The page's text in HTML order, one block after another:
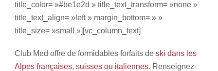
title_color= »#be1e2d » title_text_transform= »none »
title_text_align= »left » margin_bottom= » »
title_size= »small »][vc_column_text]
Club Med offre de formidables forfaits de ski dans les
Alpes françaises, suisses ou italiennes. Renseignez-